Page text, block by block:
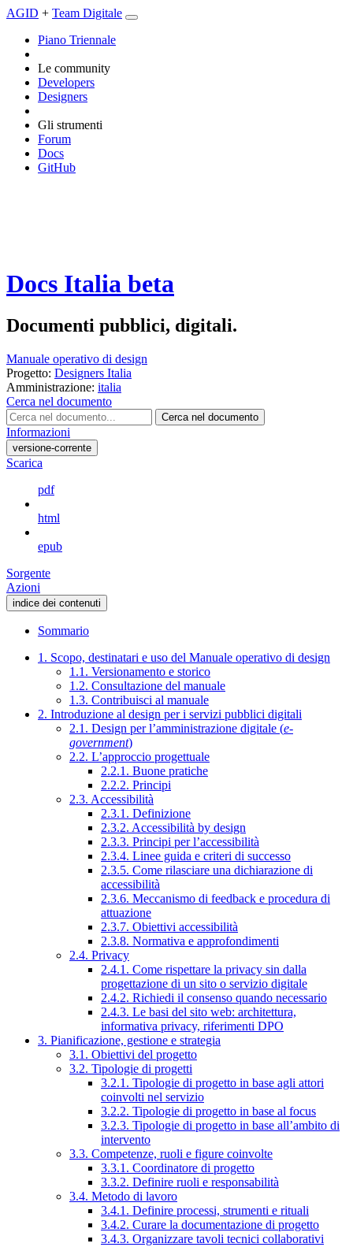
AGID + Team Digitale
Piano Triennale
Le community
Developers
Designers
Gli strumenti
Forum
Docs
GitHub
Docs Italia beta
Documenti pubblici, digitali.
Manuale operativo di design
Progetto: Designers Italia
Amministrazione: italia
Cerca nel documento
Cerca nel documento
Informazioni
versione-corrente
Scarica
pdf
html
epub
Sorgente
Azioni
indice dei contenuti
Sommario
1. Scopo, destinatari e uso del Manuale operativo di design
1.1. Versionamento e storico
1.2. Consultazione del manuale
1.3. Contribuisci al manuale
2. Introduzione al design per i servizi pubblici digitali
2.1. Design per l’amministrazione digitale (e-
government)
2.2. L’approccio progettuale
2.2.1. Buone pratiche
2.2.2. Principi
2.3. Accessibilità
2.3.1. Definizione
2.3.2. Accessibilità by design
2.3.3. Principi per l’accessibilità
2.3.4. Linee guida e criteri di successo
2.3.5. Come rilasciare una dichiarazione di
accessibilità
2.3.6. Meccanismo di feedback e procedura di
attuazione
2.3.7. Obiettivi accessibilità
2.3.8. Normativa e approfondimenti
2.4. Privacy
2.4.1. Come rispettare la privacy sin dalla
progettazione di un sito o servizio digitale
2.4.2. Richiedi il consenso quando necessario
2.4.3. Le basi del sito web: architettura,
informativa privacy, riferimenti DPO
3. Pianificazione, gestione e strategia
3.1. Obiettivi del progetto
3.2. Tipologie di progetti
3.2.1. Tipologie di progetto in base agli attori
coinvolti nel servizio
3.2.2. Tipologie di progetto in base al focus
3.2.3. Tipologie di progetto in base all’ambito di
intervento
3.3. Competenze, ruoli e figure coinvolte
3.3.1. Coordinatore di progetto
3.3.2. Definire ruoli e responsabilità
3.4. Metodo di lavoro
3.4.1. Definire processi, strumenti e rituali
3.4.2. Curare la documentazione di progetto
3.4.3. Organizzare tavoli tecnici collaborativi